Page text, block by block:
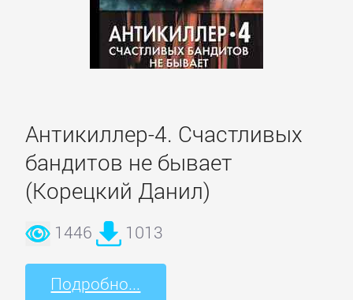
Антикиллер-4. Счастливых
бандитов не бывает
(Корецкий Данил)
1446 1013
Подробно...
Банковское
дело
Бухучет,
аудит